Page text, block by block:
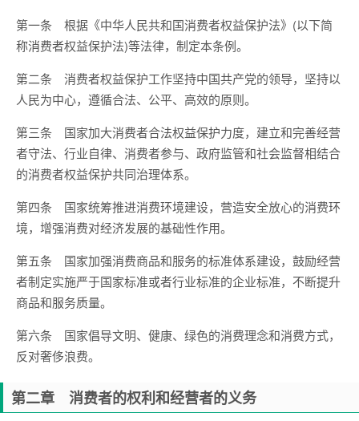
第一条 根据《中华人民共和国消费者权益保护法》(以下简
称消费者权益保护法)等法律，制定本条例。
第二条 消费者权益保护工作坚持中国共产党的领导，坚持以
人民为中心，遵循合法、公平、高效的原则。
第三条 国家加大消费者合法权益保护力度，建立和完善经营
者守法、行业自律、消费者参与、政府监管和社会监督相结合
的消费者权益保护共同治理体系。
第四条 国家统筹推进消费环境建设，营造安全放心的消费环
境，增强消费对经济发展的基础性作用。
第五条 国家加强消费商品和服务的标准体系建设，鼓励经营
者制定实施严于国家标准或者行业标准的企业标准，不断提升
商品和服务质量。
第六条 国家倡导文明、健康、绿色的消费理念和消费方式，
反对奢侈浪费。
第二章 消费者的权利和经营者的义务